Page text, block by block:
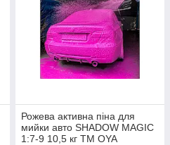
Рожева активна піна для
мийки авто SHADOW MAGIC
1:7-9 10,5 кг ТМ OYA